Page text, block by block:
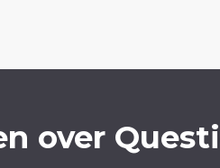
over